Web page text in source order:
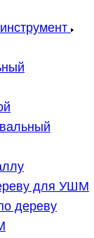
для УШМ
дереву